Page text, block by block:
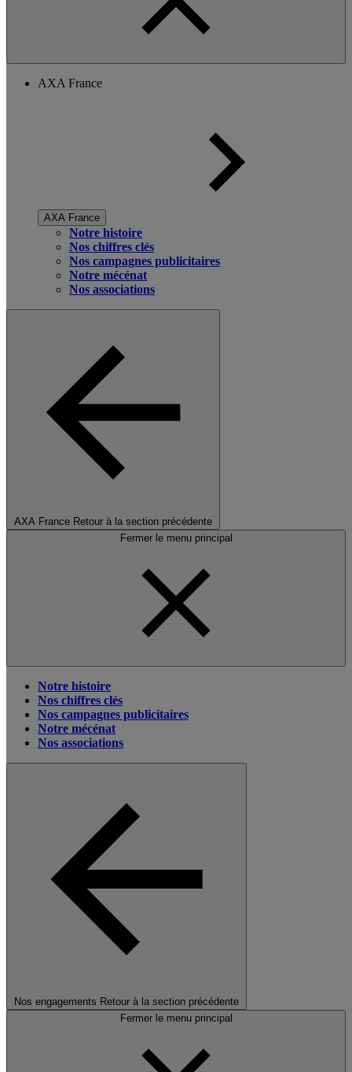
AXA France
AXA France
Notre histoire
Nos chiffres clés
Nos campagnes publicitaires
Notre mécénat
Nos associations
AXA France Retour à la section précédente
Fermer le menu principal
Notre histoire
Nos chiffres clés
Nos campagnes publicitaires
Notre mécénat
Nos associations
Nos engagements Retour à la section précédente
Fermer le menu principal